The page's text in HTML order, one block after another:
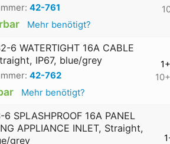
42-761
Mehr benötigt?
6 WATERTIGHT 16A CABLE
IP67, blue/grey
42-762
Mehr benötigt?
1+
10+
6 SPLASHPROOF 16A PANEL
APPLIANCE INLET, Straight,
grey